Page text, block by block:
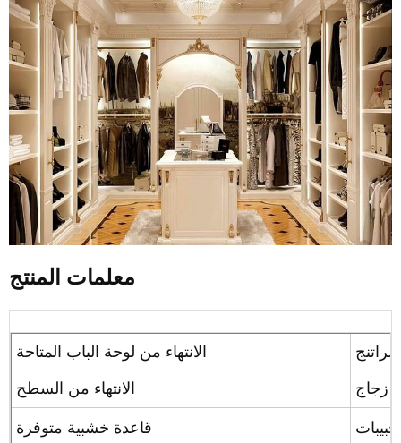
معلمات المنتج
الانتهاء من لوحة الباب المتاحة
الانتهاء من السطح / زجاج
قاعدة خشبية متوفرة